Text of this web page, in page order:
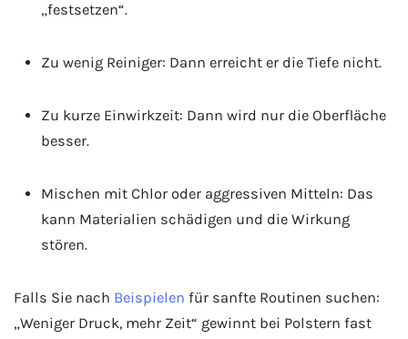
„festsetzen“.
Zu wenig Reiniger: Dann erreicht er die Tiefe nicht.
Zu kurze Einwirkzeit: Dann wird nur die Oberfläche
besser.
Mischen mit Chlor oder aggressiven Mitteln: Das
kann Materialien schädigen und die Wirkung
stören.
Falls Sie nach Beispielen für sanfte Routinen suchen:
„Weniger Druck, mehr Zeit“ gewinnt bei Polstern fast